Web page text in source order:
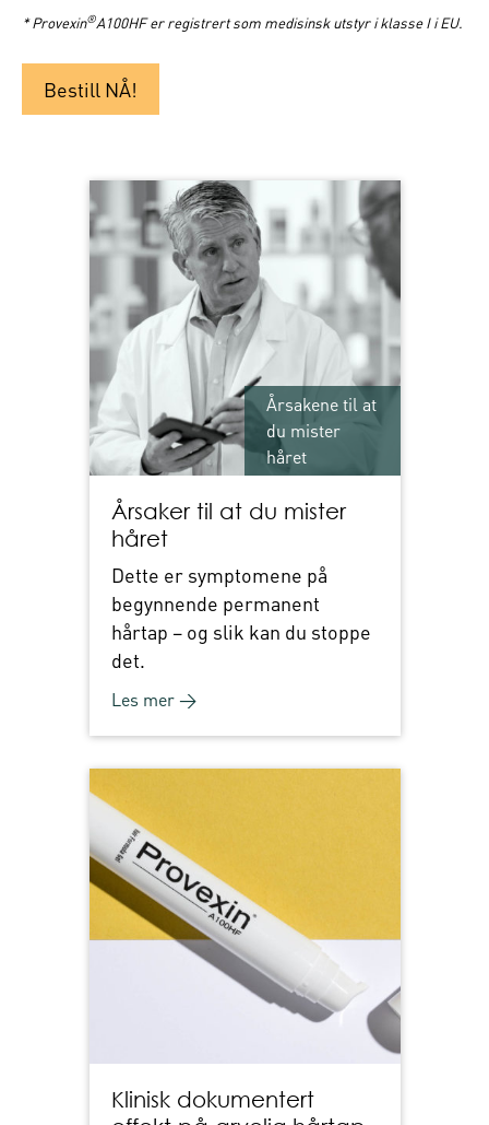
* Provexin®A100HF er registrert som medisinsk utstyr i klasse I i EU.
Bestill NÅ!
Årsakene til at
du mister
håret
Årsaker til at du mister
håret
Dette er symptomene på
begynnende permanent
hårtap – og slik kan du stoppe
det.
Les mer →
Klinisk dokumentert